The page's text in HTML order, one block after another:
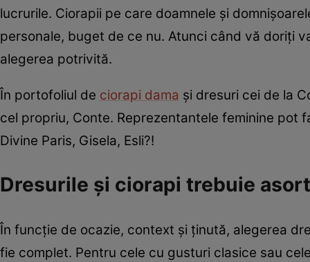
lucrurile. Ciorapii pe care doamnele și
personale, buget de ce nu. Atunci când vă doriți
alegerea potrivită.
În portofoliul de ciorapi dama și dresuri cei de la
cel propriu, Conte. Reprezentantele feminine
Divine Paris, Gisela, Esli?!
Dresurile și ciorapi trebuie
În funcție de ocazie, context și ținută, alegerea
fie complet. Pentru cele cu gusturi clasice sau